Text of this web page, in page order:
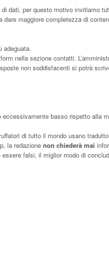
dati, per questo motivo invitiamo
maggiore completezza di
adeguata.
nella sezione contatti.
non soddisfacenti si potrà
basso rispetto alla
di tutto il mondo usano
la redazione non chiederà mai
falsi, il miglior modo di